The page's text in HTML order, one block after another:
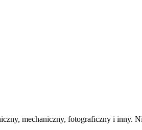
mechaniczny, fotograficzny i